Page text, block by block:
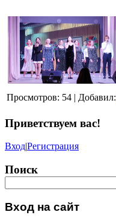
Просмотров: 54 | Добавил:
Приветствуем вас!
Вход|Регистрация
Поиск
Вход на сайт